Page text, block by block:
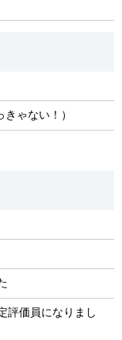
ゃない！）
評価員になりまし